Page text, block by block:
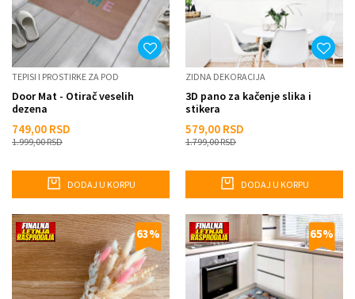
TEPISI I PROSTIRKE ZA POD
Door Mat - Otirač veselih
dezena
749,00 RSD
1.999,00RSD
DODAJ U KORPU
ZIDNA DEKORACIJA
3D pano za kačenje slika i
stikera
579,00 RSD
1.799,00RSD
DODAJ U KORPU
63% 65%